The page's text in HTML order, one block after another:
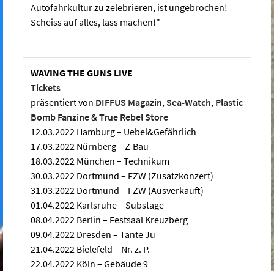
Autofahrkultur zu zelebrieren, ist ungebrochen!
Scheiss auf alles, lass machen!"
WAVING THE GUNS LIVE
Tickets
präsentiert von DIFFUS Magazin, Sea-Watch, Plastic
Bomb Fanzine&True Rebel Store
12.03.2022 Hamburg – Uebel&Gefährlich
17.03.2022 Nürnberg – Z-Bau
18.03.2022 München – Technikum
30.03.2022 Dortmund – FZW (Zusatzkonzert)
31.03.2022 Dortmund – FZW (Ausverkauft)
01.04.2022 Karlsruhe – Substage
08.04.2022 Berlin – Festsaal Kreuzberg
09.04.2022 Dresden – Tante Ju
21.04.2022 Bielefeld – Nr. z. P.
22.04.2022 Köln – Gebäude 9